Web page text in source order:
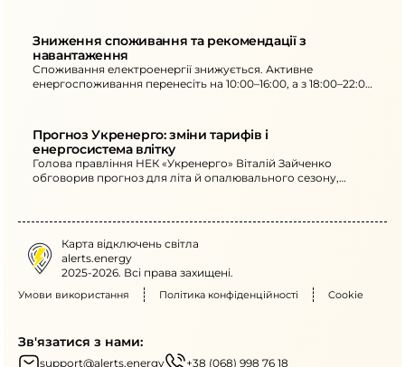
Зниження споживання та рекомендації з
навантаження
Споживання електроенергії знижується. Активне
енергоспоживання перенесіть на 10:00–16:00, а з 18:00–22:00
Прогноз Укренерго: зміни тарифів і
енергосистема влітку
Голова правління НЕК «Укренерго» Віталій Зайченко
обговорив прогноз для літа й опалювального сезону,
Карта відключень світла
alerts.energy
2025-2026. Всі права захищені.
Умови використання Політика конфіденційності Cookie
Зв'язатися з нами:
support@alerts.energy +38 (068) 998 76 18